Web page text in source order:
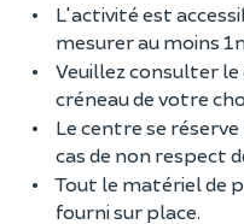
L'activité est
mesurer au moins
Veuillez consulter le
créneau de votre
Le centre se
cas de non respect
Tout le matériel de
fourni sur place.